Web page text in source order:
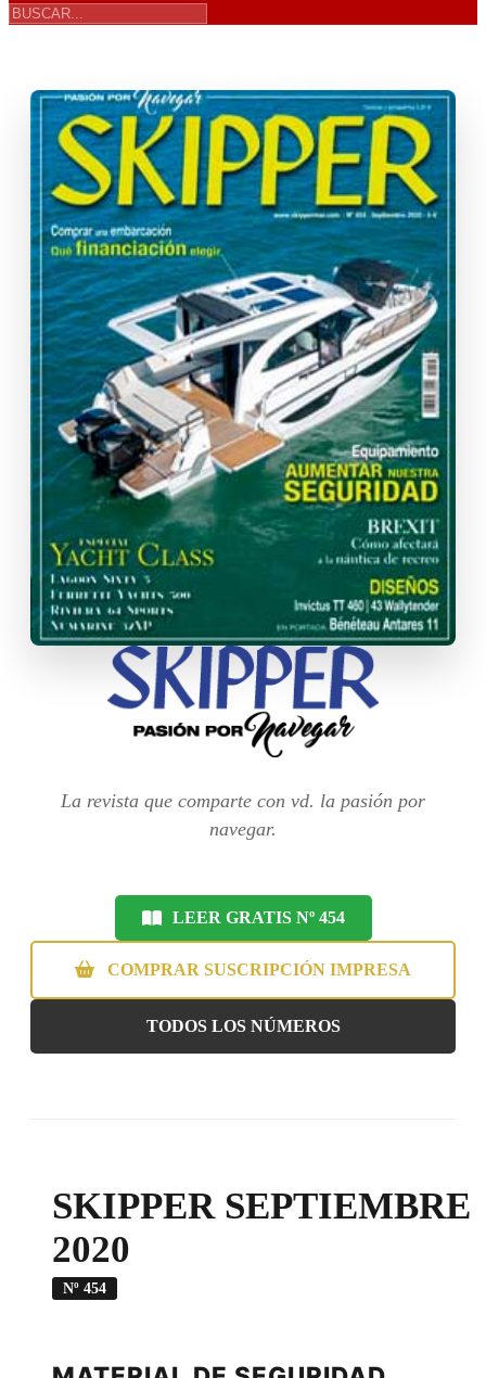
La revista que comparte con vd. la pasión por
navegar.
LEER GRATIS Nº 454
COMPRAR SUSCRIPCIÓN IMPRESA
TODOS LOS NÚMEROS
SKIPPER SEPTIEMBRE
2020
Nº 454